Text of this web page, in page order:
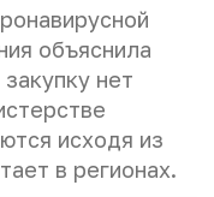
объяснила
нет
исходя из
в регионах.